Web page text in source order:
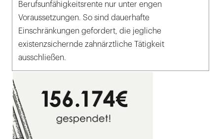
Berufsunfähigkeitsrente nur unter engen
Voraussetzungen. So sind dauerhafte
Einschränkungen gefordert, die jegliche
existenzsichernde zahnärztliche Tätigkeit
ausschließen.